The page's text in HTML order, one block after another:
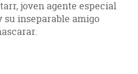
joven agente especial
su inseparable amigo